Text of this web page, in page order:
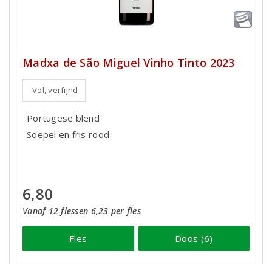
Madxa de São Miguel Vinho Tinto 2023
Vol, verfijnd
Portugese blend
Soepel en fris rood
6,80
Vanaf 12 flessen 6,23 per fles
Fles Doos (6)